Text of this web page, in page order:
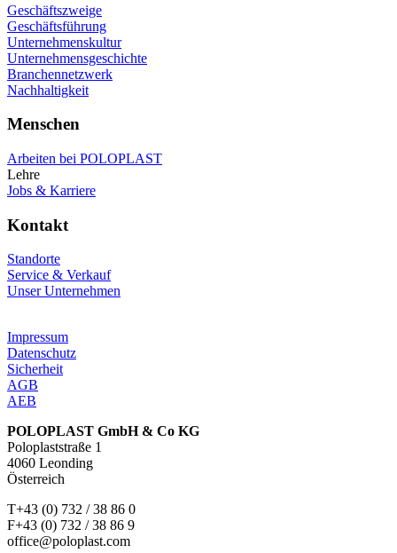
Geschäftszweige
Geschäftsführung
Unternehmenskultur
Unternehmensgeschichte
Branchennetzwerk
Nachhaltigkeit
Menschen
Arbeiten bei POLOPLAST
Lehre
Jobs & Karriere
Kontakt
Standorte
Service & Verkauf
Unser Unternehmen
Impressum
Datenschutz
Sicherheit
AGB
AEB
POLOPLAST GmbH & Co KG
Poloplaststraße 1
4060 Leonding
Österreich
T+43 (0) 732 / 38 86 0
F+43 (0) 732 / 38 86 9
office@poloplast.com